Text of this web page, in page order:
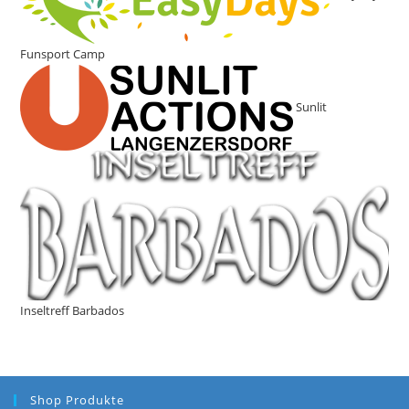
Funsport Camp
Sunlit
Inseltreff Barbados
Shop Produkte